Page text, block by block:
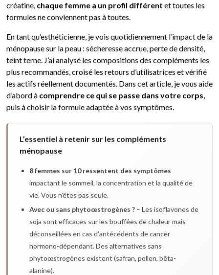
créatine, chaque femme a un profil différent et toutes les
formules ne conviennent pas à toutes.
En tant qu’esthéticienne, je vois quotidiennement l’impact de la
ménopause sur la peau : sécheresse accrue, perte de densité,
teint terne. J’ai analysé les compositions des compléments les
plus recommandés, croisé les retours d’utilisatrices et vérifié
les actifs réellement documentés. Dans cet article, je vous aide
d’abord à comprendre ce qui se passe dans votre corps,
puis à choisir la formule adaptée à vos symptômes.
L’essentiel à retenir sur les compléments
ménopause
8 femmes sur 10 ressentent des symptômes
impactant le sommeil, la concentration et la qualité de
vie. Vous n’êtes pas seule.
Avec ou sans phytoœstrogènes ? – Les isoflavones de
soja sont efficaces sur les bouffées de chaleur mais
déconseillées en cas d’antécédents de cancer
hormono-dépendant. Des alternatives sans
phytoœstrogènes existent (safran, pollen, bêta-
alanine).